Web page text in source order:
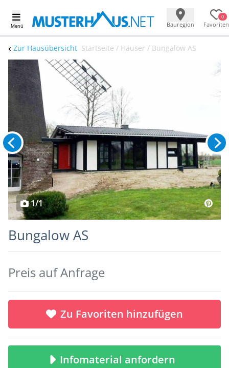
Menü Bauregion
0
Favoriten
Zur Hausübersicht Startseite / Häuser / Bungalow AS
1/1
Bungalow AS
Preis auf Anfrage
Zu Favoriten hinzufügen
Infomaterial anfordern